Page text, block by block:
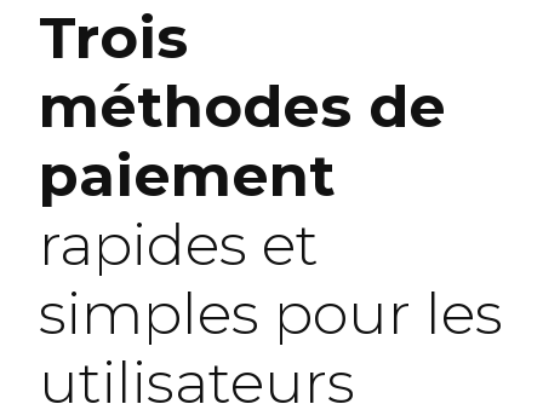
Trois
méthodes de
paiement
rapides et
simples pour les
utilisateurs